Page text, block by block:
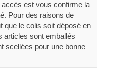
est vous confirme la
Pour des raisons de
que le colis soit déposé en
articles sont emballés
scellées pour une bonne